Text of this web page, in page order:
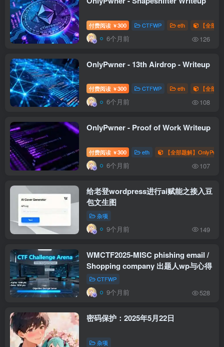
付费阅读 ￥300 CTFWP eth 【全部
6个月前 126
OnlyPwner - 13th Airdrop - Writeup
付费阅读 ￥300 CTFWP eth 【全部
6个月前 108
OnlyPwner - Proof of Work Writeup
付费阅读 ￥300 eth 【全部题解】
6个月前 107
给老登wordpress进行ai赋能之接入豆
包文生图
杂项
9个月前 149
WMCTF2025-MISC phishing email /
Shopping company 出题人wp与心得
CTFWP
9个月前 528
密码保护：2025年5月22日
杂项